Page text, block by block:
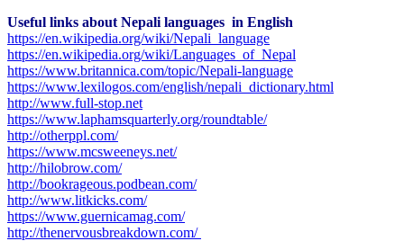
Useful links about Nepali languages in English
https://en.wikipedia.org/wiki/Nepali_language
https://en.wikipedia.org/wiki/Languages_of_Nepal
https://www.britannica.com/topic/Nepali-language
https://www.lexilogos.com/english/nepali_dictionary.html
​http://www.full-stop.net
https://www.laphamsquarterly.org/roundtable/
http://otherppl.com/
https://www.mcsweeneys.net/
http://hilobrow.com/
http://bookrageous.podbean.com/
http://www.litkicks.com/
https://www.guernicamag.com/
http://thenervousbreakdown.com/